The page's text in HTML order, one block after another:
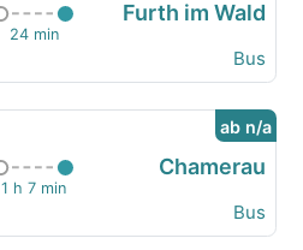
24 min
Furth im Wald
Bus
ab n/a
1 h 7 min
Chamerau
Bus